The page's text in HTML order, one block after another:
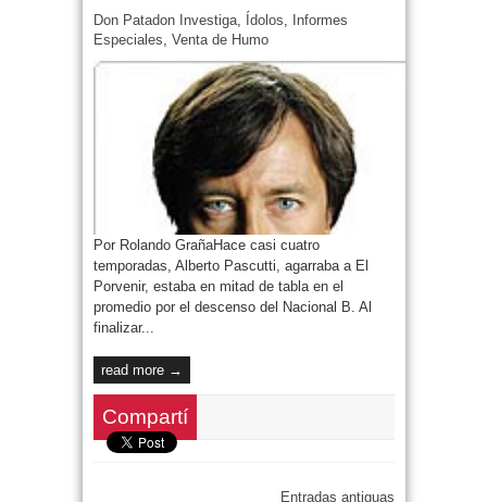
Don Patadon Investiga, Ídolos,
Informes
Especiales, Venta de Humo
Por Rolando GrañaHace casi cuatro
temporadas, Alberto Pascutti, agarraba a El
Porvenir, estaba en mitad de tabla en el
promedio por el descenso del Nacional B. Al
finalizar...
read more →
Compartí
Entradas antiguas